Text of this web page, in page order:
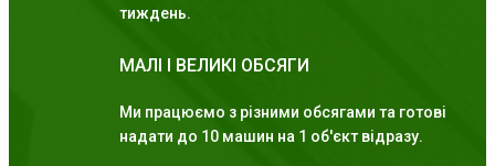
тиждень.
МАЛІ І ВЕЛИКІ ОБСЯГИ
Ми працюємо з різними обсягами та готові
надати до 10 машин на 1 об'єкт відразу.